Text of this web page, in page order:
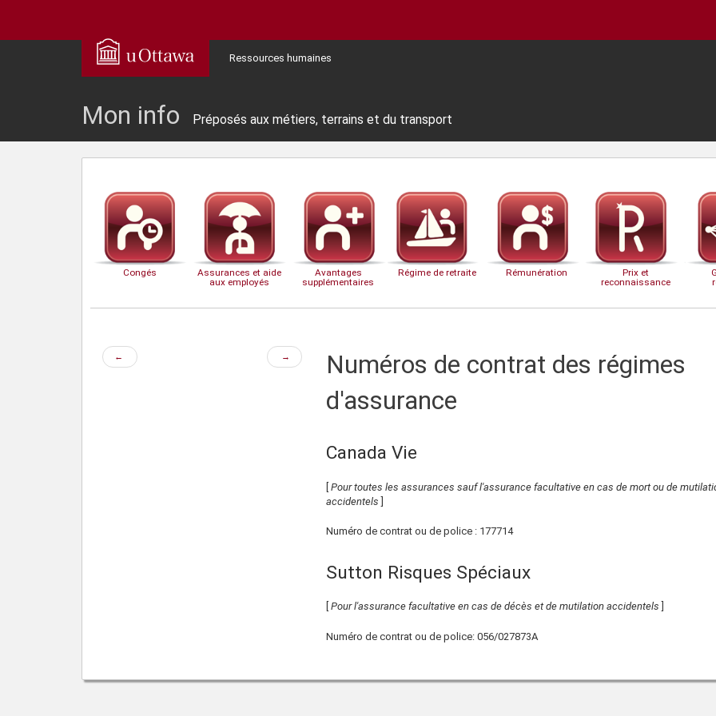
Ressources humaines
Mon info Préposés aux métiers, terrains et du transport
Congés
Assurances et aide
aux employés
Avantages
supplémentaires
Régime de retraite Rémunération
Prix et
reconnaissance
←
Page
précédente
Page
suivante
→
Numéros de contrat des régimes
d'assurance
Canada Vie
[Pour toutes les assurances sauf l'assurance facultative en cas de mort ou de
accidentels ]
Numéro de contrat ou de police : 177714
Sutton Risques Spéciaux
Pour l'assurance facultative en cas de décès et de mutilation accidentels
Numéro de contrat ou de police: 056/027873A